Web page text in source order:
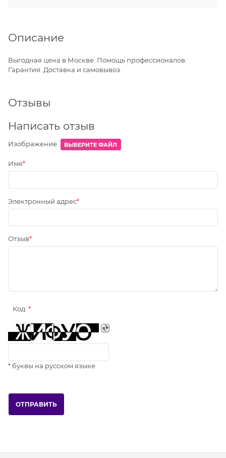
Описание
Выгодная цена в Москве. Помощь профессионалов.
Гарантия. Доставка и самовывоз.
Отзывы
Написать отзыв
Изображение ВЫБЕРИТЕ ФАЙЛ
Имя
Электронный адрес
Отзыв
Код
* буквы на русском языке